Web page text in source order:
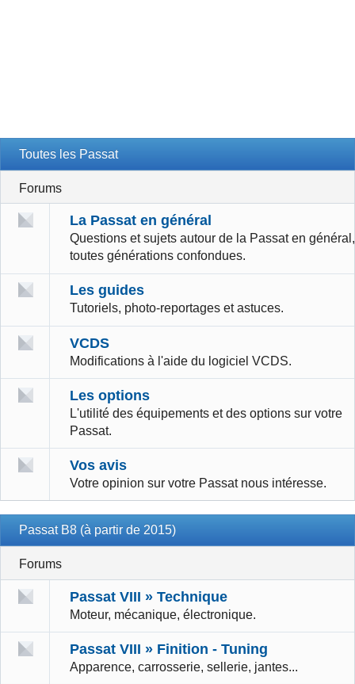
Toutes les Passat
Forums
La Passat en général
Questions et sujets autour de la Passat en général,
toutes générations confondues.
Les guides
Tutoriels, photo-reportages et astuces.
VCDS
Modifications à l'aide du logiciel VCDS.
Les options
L'utilité des équipements et des options sur votre
Passat.
Vos avis
Votre opinion sur votre Passat nous intéresse.
Passat B8 (à partir de 2015)
Forums
Passat VIII » Technique
Moteur, mécanique, électronique.
Passat VIII » Finition - Tuning
Apparence, carrosserie, sellerie, jantes...